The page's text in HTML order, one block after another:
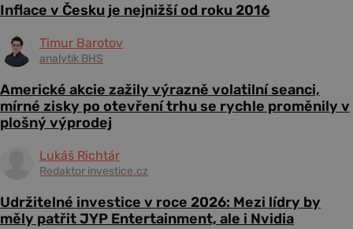
Inflace v Česku je nejnižší od roku 2016
Timur Barotov
analytik BHS
Americké akcie zažily výrazně volatilní seanci,
mírné zisky po otevření trhu se rychle proměnily v
plošný výprodej
Lukáš Richtár
Redaktor investice.cz
Udržitelné investice v roce 2026: Mezi lídry by
měly patřit JYP Entertainment, ale i Nvidia